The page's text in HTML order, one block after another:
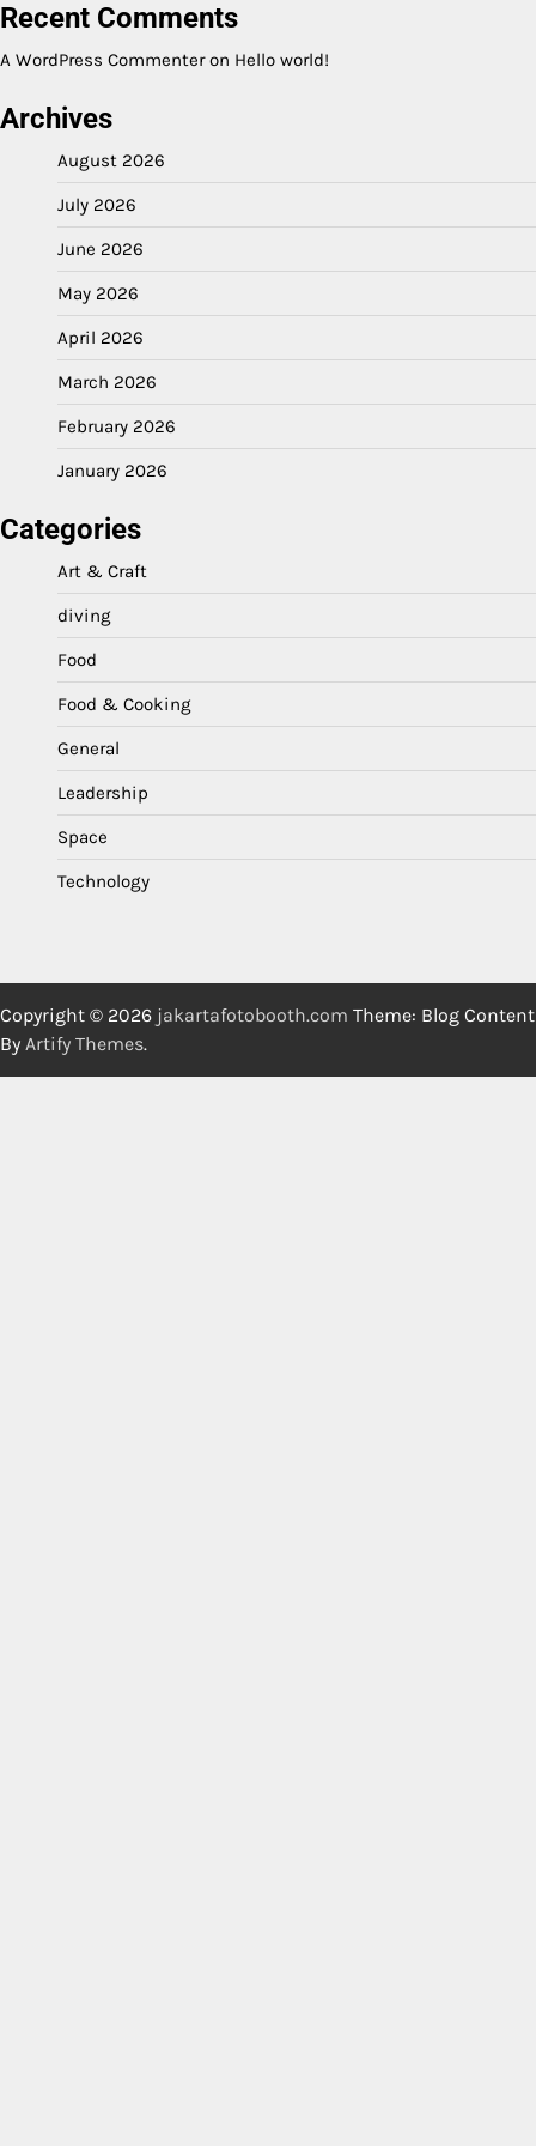
Recent Comments
A WordPress Commenteron Hello world!
Archives
August 2026
July 2026
June 2026
May 2026
April 2026
March 2026
February 2026
January 2026
Categories
Art & Craft
diving
Food
Food & Cooking
General
Leadership
Space
Technology
Copyright © 2026 jakartafotobooth.com Theme: Blog Content
By Artify Themes.